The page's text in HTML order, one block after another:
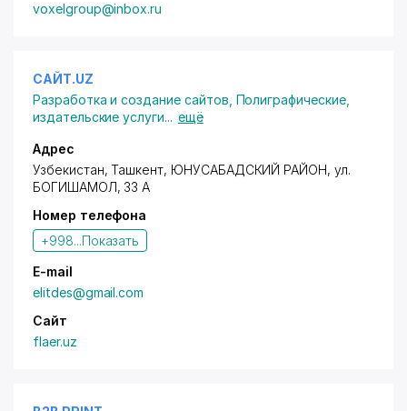
voxelgroup@inbox.ru
САЙТ.UZ
Разработка и создание сайтов Полиграфические,
издательские услуги... ещё
Адрес
Узбекистан, Ташкент, ЮНУСАБАДСКИЙ РАЙОН, ул.
БОГИШАМОЛ, 33 А
Номер телефона
+998...Показать
E-mail
elitdes@gmail.com
Сайт
flaer.uz